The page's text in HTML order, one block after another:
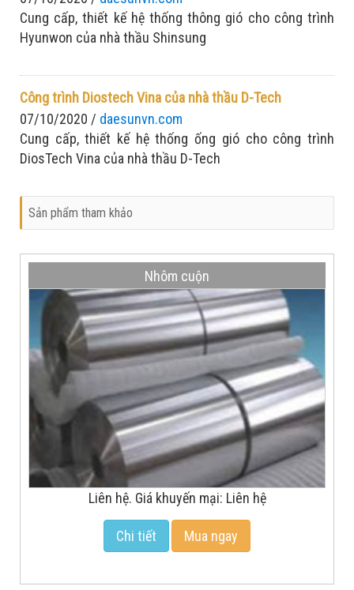
Cung cấp, thiết kế hệ thống thông gió cho công trình
Hyunwon của nhà thầu Shinsung
Công trình Diostech Vina của nhà thầu D-Tech
07/10/2020 / daesunvn.com
Cung cấp, thiết kế hệ thống ống gió cho công trình
DiosTech Vina của nhà thầu D-Tech
Sản phẩm tham khảo
Nhôm cuộn
Liên hệ. Giá khuyến mại: Liên hệ
Chi tiết Mua ngay